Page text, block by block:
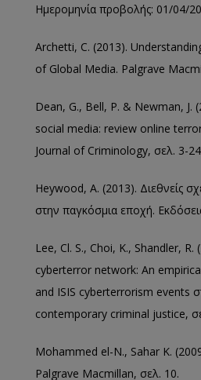
Ημερομηνία προβολής: 01/04/
Archetti, C. (2013).
of Global Media. Palgrave
Dean, G., Bell, P. & Newman, J.
social media: review online
Journal of Criminology, σελ. 3-
Heywood, A. (2013). Διεθνείς
στην παγκόσμια εποχή.
Lee, Cl. S., Choi, K., Shandler,
cyberterror network: An
and ISIS cyberterrorism events
contemporary criminal justice,
Mohammed el-N., Sahar K.
Palgrave Macmillan, σελ. 10.